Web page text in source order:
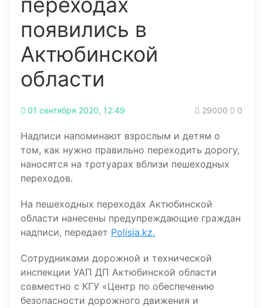
появились в
Актюбинской
области
01 сентября 2020, 12:49 29000 0
Надписи напоминают взрослым и детям о
том, как нужно правильно переходить дорогу,
наносятся на тротуарах вблизи пешеходных
переходов.
На пешеходных переходах Актюбинской
области нанесены предупреждающие граждан
надписи, передает Polisia.kz.
Сотрудниками дорожной и технической
инспекции УАП ДП Актюбинской области
совместно с КГУ «Центр по обеспечению
безопасности дорожного движения и